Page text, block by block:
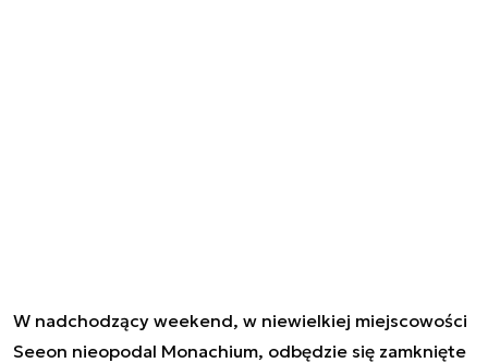
W nadchodzący weekend, w niewielkiej miejscowości
Seeon nieopodal Monachium, odbędzie się zamknięte